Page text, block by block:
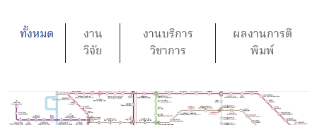
ทั้งหมด
งาน
วิจัย
งานบริการ
วิชาการ
ผลงานการตี
พิมพ์